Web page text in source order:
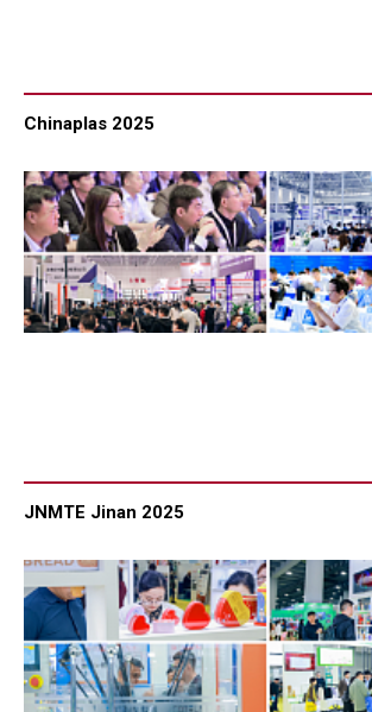
Chinaplas 2025
JNMTE Jinan 2025